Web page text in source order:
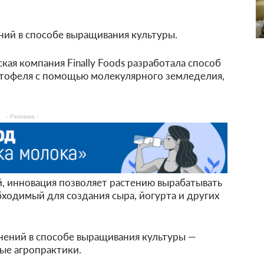
в способе выращивания культуры.
компания Finally Foods разработала способ
с помощью молекулярного земледелия,
- Реклама -
позволяет растению вырабатывать
для создания сыра, йогурта и других
в способе выращивания культуры —
агропрактики.